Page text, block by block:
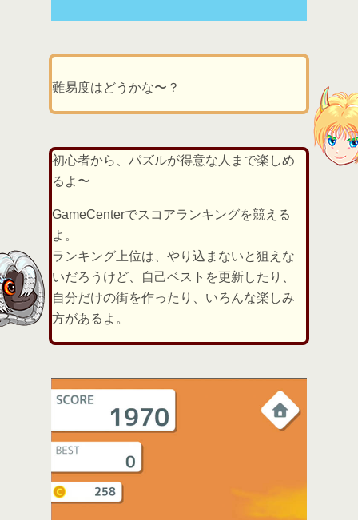
難易度はどうかな〜？
初心者から、パズルが得意な人まで楽しめ
るよ〜
GameCenterでスコアランキングを競える
よ。
ランキング上位は、やり込まないと狙えな
いだろうけど、自己ベストを更新したり、
自分だけの街を作ったり、いろんな楽しみ
方があるよ。